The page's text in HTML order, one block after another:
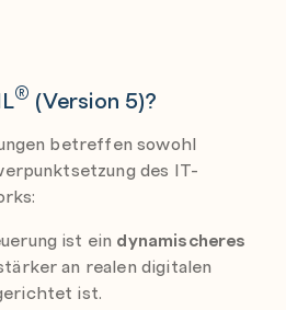
® (Version 5)?
betreffen sowohl
des IT-
ist ein dynamischeres
an realen digitalen
ist.